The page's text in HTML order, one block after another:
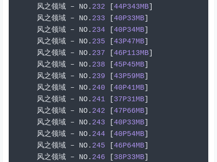
风之领域
– NO. 232 44P343MB]
风之领域
– NO. 233 40P33MB]
风之领域
– NO. 234 40P34MB]
风之领域
– NO. 235 43P47MB]
风之领域
– NO. 237 46P113MB]
风之领域
– NO. 238 45P45MB]
风之领域
– NO. 239 43P59MB]
风之领域
– NO. 240 40P41MB]
风之领域
– NO. 241 37P31MB]
风之领域
– NO. 242 47P66MB]
风之领域
– NO. 243 40P33MB]
风之领域
– NO. 244 40P54MB]
风之领域
– NO. 245 46P64MB]
风之领域
– NO. 246 38P33MB]